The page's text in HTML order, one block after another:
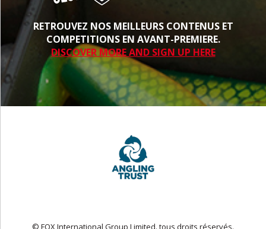
RETROUVEZ NOS MEILLEURS CONTENUS ET
COMPETITIONS EN AVANT-PREMIERE.
DISCOVER MORE AND SIGN UP HERE